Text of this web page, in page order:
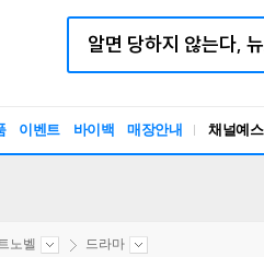
이벤트 바이백 매장안내 채널예스
노벨 드라마